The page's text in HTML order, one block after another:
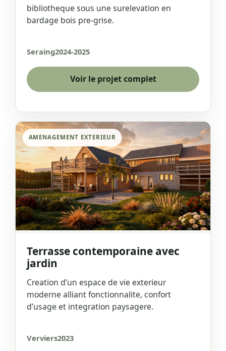
bibliotheque sous une surelevation en
bardage bois pre-grise.
Seraing2024-2025
Voir le projet complet
AMENAGEMENT EXTERIEUR
Terrasse contemporaine avec
jardin
Creation d’un espace de vie exterieur
moderne alliant fonctionnalite, confort
d’usage et integration paysagere.
Verviers2023